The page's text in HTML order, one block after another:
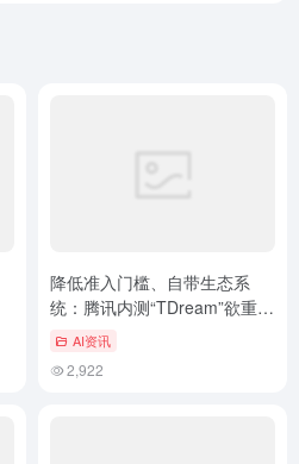
降低准入门槛、自带生态系
统：腾讯内测“TDream”欲重塑
视频生产体验
AI资讯
2,922